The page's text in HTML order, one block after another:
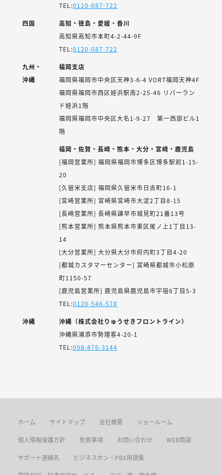
TEL:0120-087-722
四国
高知・徳島・愛媛・香川
高知県高知市本町4-2-44-9F
TEL:0120-087-722
九州・
沖縄
福岡支店
福岡県福岡市中央区天神3-6-4 VORT福岡天神4F
福岡県福岡市西区姪浜駅南2-25-46 リバーラン
ド姪浜1階
福岡県福岡市中央区大名1-9-27 第一西部ビル1
階
福岡・佐賀・長崎・熊本・大分・宮崎・鹿児島
[福岡営業所] 福岡県福岡市博多区博多駅前1-15-
20
[久留米支店] 福岡県久留米市日吉町16-1
[宮崎営業所] 宮崎県宮崎市大淀2丁目8-15
[長崎営業所] 長崎県諫早市城見町21番13号
[熊本営業所] 熊本県熊本市東区尾ノ上1丁目13-
14
[大分営業所] 大分県大分市府内町3丁目4-20
[都城カスタマーセンター] 宮崎県都城市小松原
町1150-57
[鹿児島営業所] 鹿児島県鹿児島市宇宿6丁目5-3
TEL:0120-546-578
沖縄
沖縄（株式会社りゅうせきフロントライン）
沖縄県浦添市勢理客4-20-1
TEL:098-876-3144
ホーム サイトマップ 会社概要 ショールーム
個人情報保護方針 免責事項 お問い合わせ WEB商談
サポート連絡先 ビジネスホン・PBX用語集